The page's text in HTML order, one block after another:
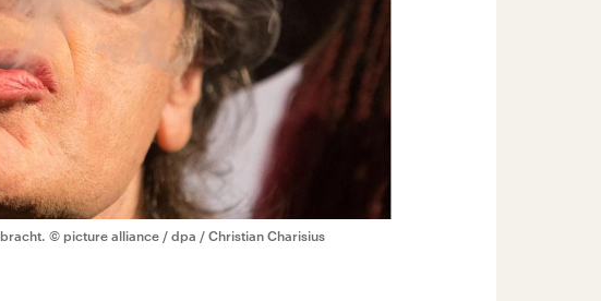
© picture alliance / dpa / Christian Charisius